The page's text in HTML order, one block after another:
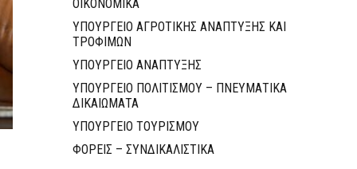
ΟΙΚΟΝΟΜΙΚΑ
ΥΠΟΥΡΓΕΙΟ ΑΓΡΟΤΙΚΗΣ ΑΝΑΠΤΥΞΗΣ ΚΑΙ
ΤΡΟΦΙΜΩΝ
ΥΠΟΥΡΓΕΙΟ ΑΝΑΠΤΥΞΗΣ
ΥΠΟΥΡΓΕΙΟ ΠΟΛΙΤΙΣΜΟΥ – ΠΝΕΥΜΑΤΙΚΑ
ΔΙΚΑΙΩΜΑΤΑ
ΥΠΟΥΡΓΕΙΟ ΤΟΥΡΙΣΜΟΥ
ΦΟΡΕΙΣ – ΣΥΝΔΙΚΑΛΙΣΤΙΚΑ